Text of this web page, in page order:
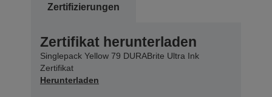
Zertifizierungen
Zertifikat herunterladen
Singlepack Yellow 79 DURABrite Ultra Ink
Zertifikat
Herunterladen